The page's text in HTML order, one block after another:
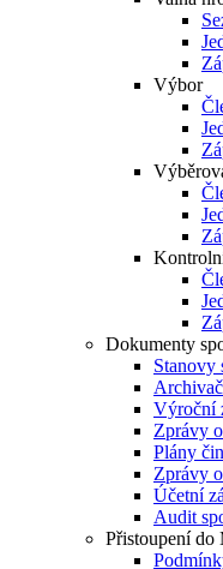
Výbor
Dokumenty
Stanovy
Výroční
Zprávy
Plány
Zprávy
Účetní
Audit
Přistoupení do